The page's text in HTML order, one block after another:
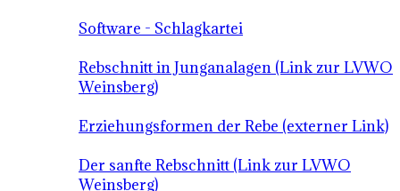
Software - Schlagkartei
Rebschnitt in Junganalagen (Link zur LVWO
Weinsberg)
Erziehungsformen der Rebe (externer Link)
Der sanfte Rebschnitt (Link zur LVWO
Weinsberg)